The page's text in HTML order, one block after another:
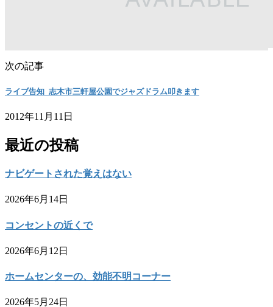
次の記事
ライブ告知_志木市三軒屋公園でジャズドラム叩きます
2012年11月11日
最近の投稿
ナビゲートされた覚えはない
2026年6月14日
コンセントの近くで
2026年6月12日
ホームセンターの、効能不明コーナー
2026年5月24日